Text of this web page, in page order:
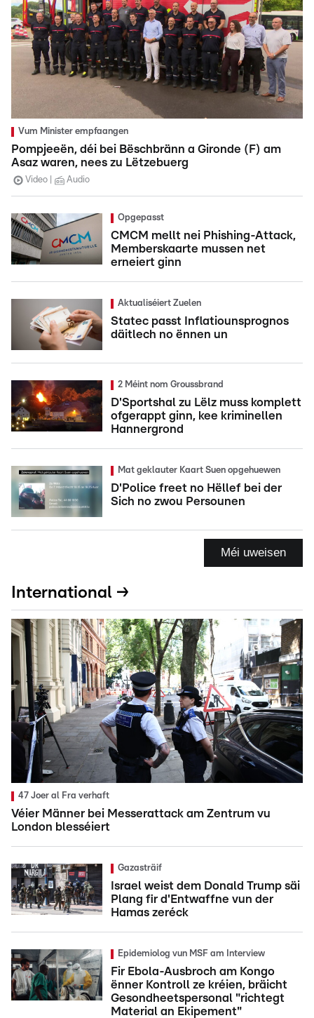
Vum Minister empfaangen
Pompjeeën, déi bei Bëschbränn a Gironde (F) am
Asaz waren, nees zu Lëtzebuerg
Video Audio
Opgepasst
CMCM mellt nei Phishing-Attack,
Memberskaarte mussen net
erneiert ginn
Aktualiséiert Zuelen
Statec passt Inflatiounsprognos
däitlech no ënnen un
2 Méint nom Groussbrand
D'Sportshal zu Lëlz muss komplett
ofgerappt ginn, kee kriminellen
Hannergrond
Mat geklauter Kaart Suen opgehuewen
D'Police freet no Hëllef bei der
Sich no zwou Persounen
Méi uweisen
International →
47 Joer al Fra verhaft
Véier Männer bei Messerattack am Zentrum vu
London blesséiert
Gazasträif
Israel weist dem Donald Trump säi
Plang fir d'Entwaffne vun der
Hamas zeréck
Epidemiolog vun MSF am Interview
Fir Ebola-Ausbroch am Kongo
ënner Kontroll ze kréien, bräicht
Gesondheetspersonal "richtegt
Material an Ekipement"